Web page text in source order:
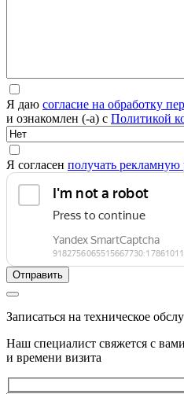
Я даю согласие на обработку
и ознакомлен (-а) с Политикой
Я согласен получать рекламную
Записаться на техническое
Наш специалист свяжется с
и времени визита